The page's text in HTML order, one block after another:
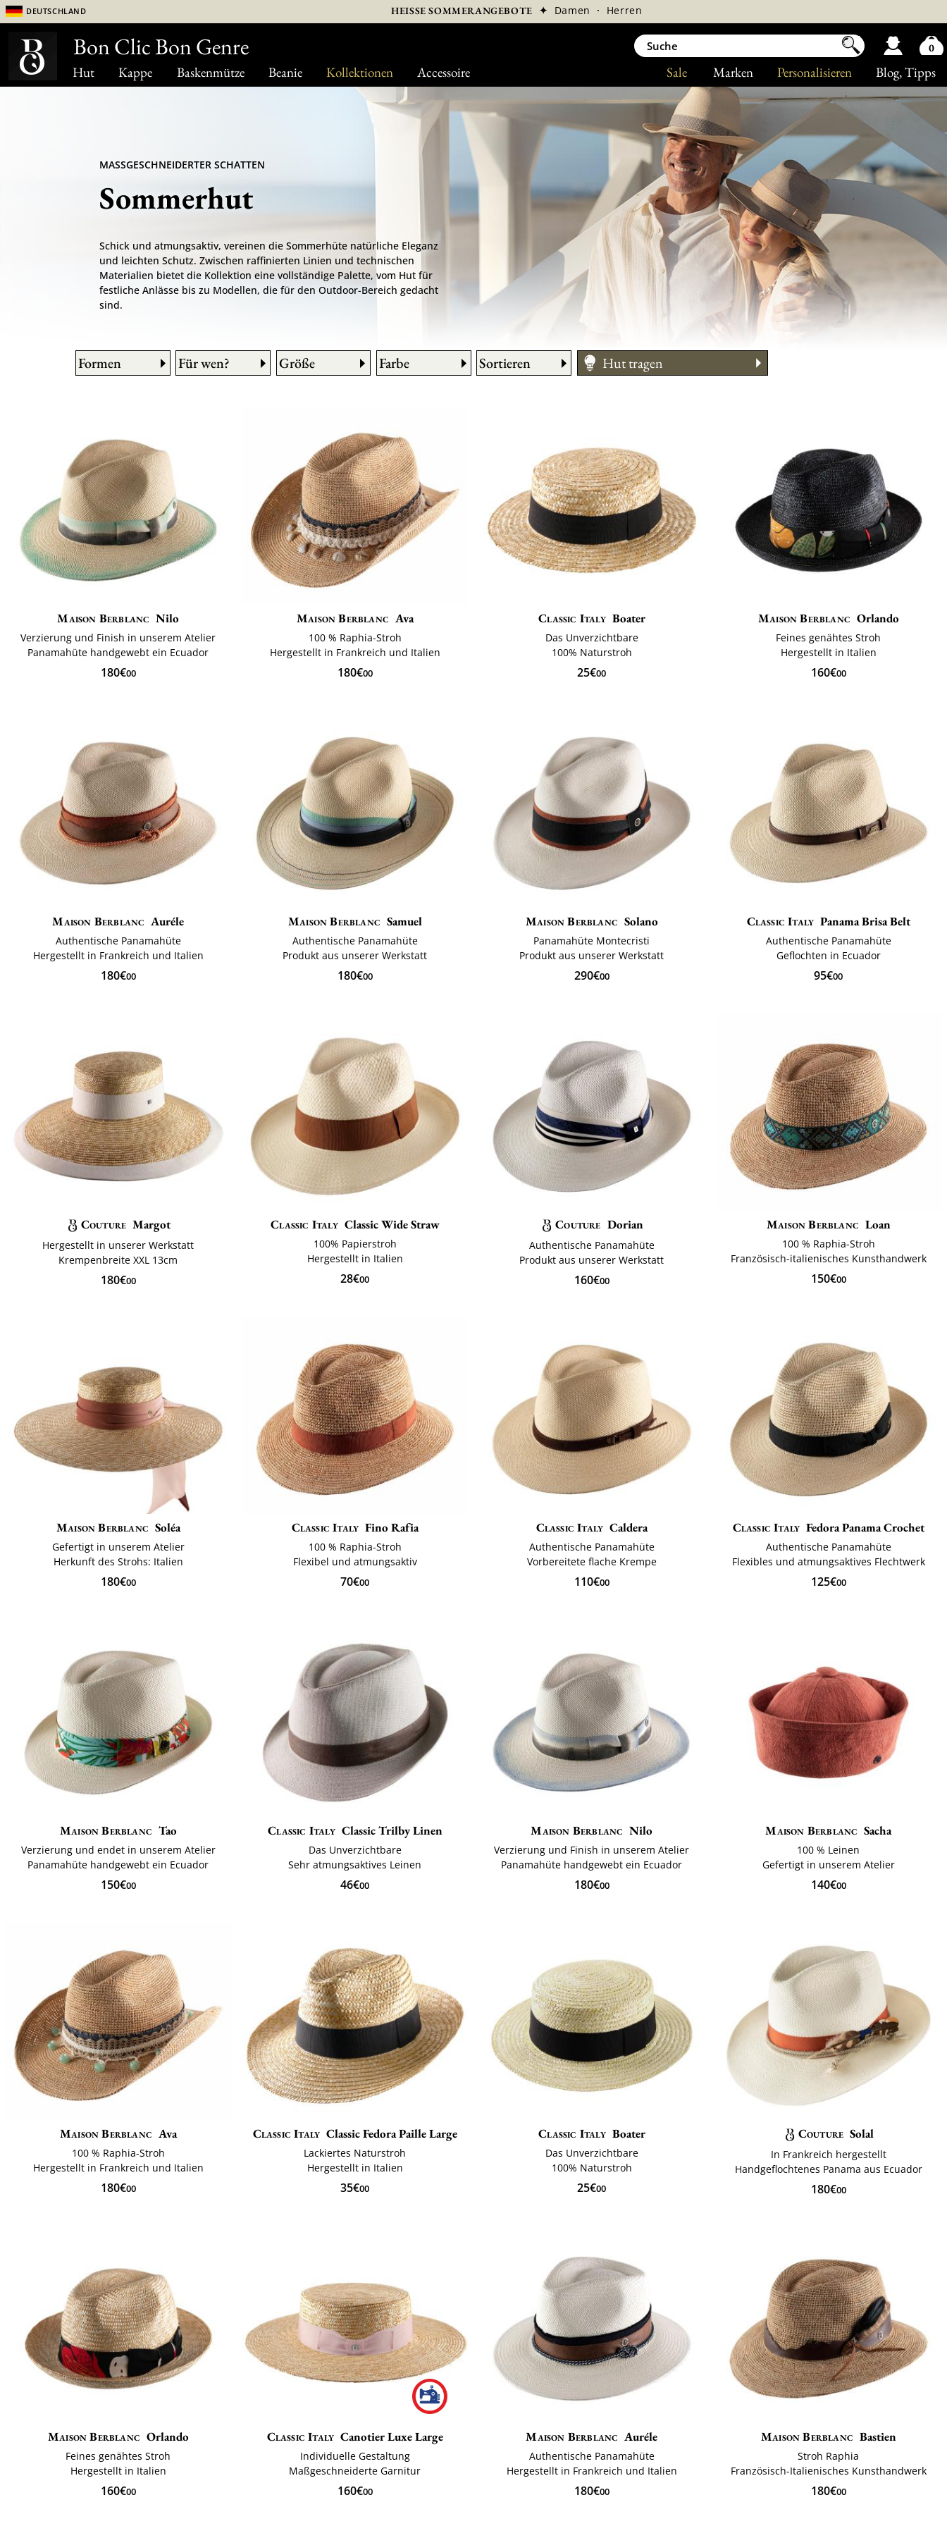
Hut Kappe Baskenmütze Beanie Kollektionen Accessoire Blog, Tipps
Personalisieren
Marken
Sale
Deutschland HEISSE SOMMERANGEBOTE ✦ Damen · Herren
MASSGESCHNEIDERTER SCHATTEN
Sommerhut
Schick und atmungsaktiv, vereinen die Sommerhüte natürliche Eleganz
und leichten Schutz. Zwischen raffinierten Linien und technischen
Materialien bietet die Kollektion eine vollständige Palette, vom Hut für
festliche Anlässe bis zu Modellen, die für den Outdoor-Bereich gedacht
sind.
Formen Für wen? Größe Farbe Sortieren
Hut tragen
Morpho Ratschlag
Maison Berblanc Nilo
Verzierung und Finish in unserem Atelier
Panamahüte handgewebt ein Ecuador
180€00
Maison Berblanc Ava
100 % Raphia-Stroh
Hergestellt in Frankreich und Italien
180€00
Classic Italy Boater
Das Unverzichtbare
100% Naturstroh
25€00
Maison Berblanc Orlando
Feines genähtes Stroh
Hergestellt in Italien
160€00
Maison Berblanc Auréle
Authentische Panamahüte
Hergestellt in Frankreich und Italien
180€00
Maison Berblanc Samuel
Authentische Panamahüte
Produkt aus unserer Werkstatt
180€00
Maison Berblanc Solano
Panamahüte Montecristi
Produkt aus unserer Werkstatt
290€00
Classic Italy Panama Brisa Belt
Authentische Panamahüte
Geflochten in Ecuador
95€00
Couture Margot
Hergestellt in unserer Werkstatt
Krempenbreite XXL 13cm
180€00
Classic Italy Classic Wide Straw
100% Papierstroh
Hergestellt in Italien
28€00
Couture Dorian
Authentische Panamahüte
Produkt aus unserer Werkstatt
160€00
Maison Berblanc Loan
100 % Raphia-Stroh
Französisch-italienisches Kunsthandwerk
150€00
Maison Berblanc Soléa
Gefertigt in unserem Atelier
Herkunft des Strohs: Italien
180€00
Classic Italy Fino Rafia
100 % Raphia-Stroh
Flexibel und atmungsaktiv
70€00
Classic Italy Caldera
Authentische Panamahüte
Vorbereitete flache Krempe
110€00
Classic Italy Fedora Panama Crochet
Authentische Panamahüte
Flexibles und atmungsaktives Flechtwerk
125€00
Maison Berblanc Tao
Verzierung und endet in unserem Atelier
Panamahüte handgewebt ein Ecuador
150€00
Classic Italy Classic Trilby Linen
Das Unverzichtbare
Sehr atmungsaktives Leinen
46€00
Maison Berblanc Nilo
Verzierung und Finish in unserem Atelier
Panamahüte handgewebt ein Ecuador
180€00
Maison Berblanc Sacha
100 % Leinen
Gefertigt in unserem Atelier
140€00
Maison Berblanc Ava
100 % Raphia-Stroh
Hergestellt in Frankreich und Italien
180€00
Classic Italy Classic Fedora Paille Large
Lackiertes Naturstroh
Hergestellt in Italien
35€00
Classic Italy Boater
Das Unverzichtbare
100% Naturstroh
25€00
Couture Solal
In Frankreich hergestellt
Handgeflochtenes Panama aus Ecuador
180€00
Maison Berblanc Orlando
Feines genähtes Stroh
Hergestellt in Italien
160€00
Classic Italy Canotier Luxe Large
Individuelle Gestaltung
Maßgeschneiderte Garnitur
160€00
Maison Berblanc Auréle
Authentische Panamahüte
Hergestellt in Frankreich und Italien
180€00
Maison Berblanc Bastien
Stroh Raphia
Französisch-Italienisches Kunsthandwerk
180€00
Bon Clic Bon Genre 0